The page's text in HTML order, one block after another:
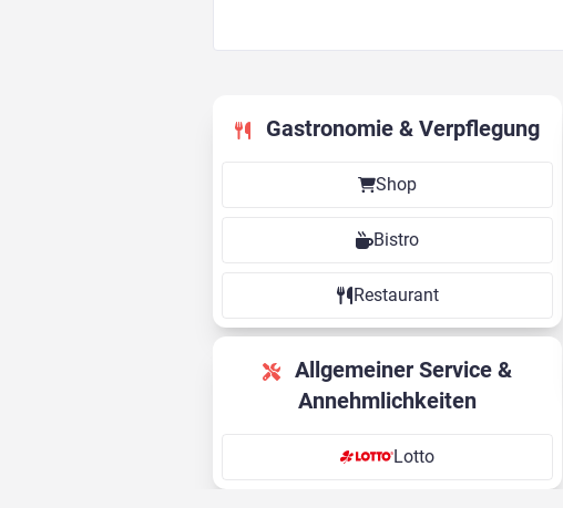
Gastronomie & Verpflegung
Shop
Bistro
Restaurant
Annehmlichkeiten
Lotto